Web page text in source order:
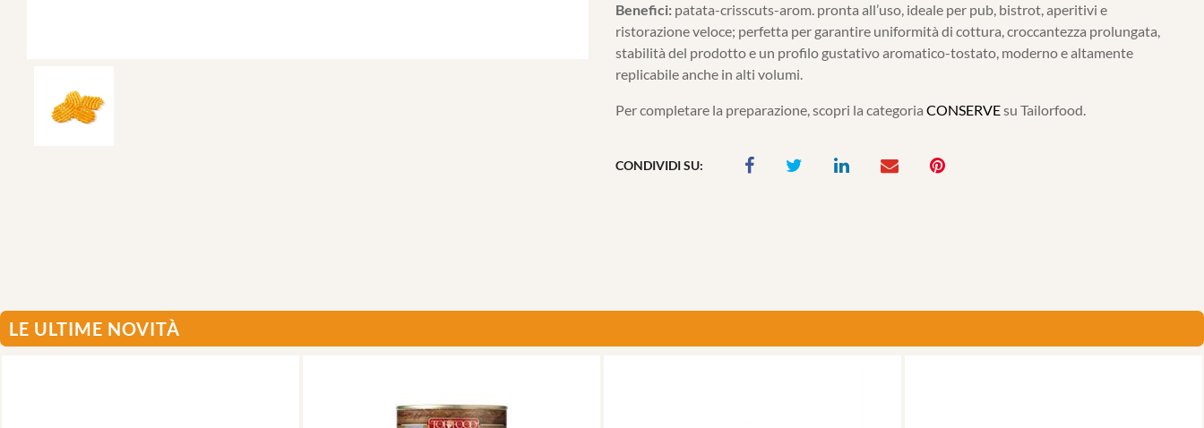
Benefici: patata-crisscuts-arom. pronta all’uso, ideale per pub, bistrot, aperitivi e
ristorazione veloce; perfetta per garantire uniformità di cottura, croccantezza prolungata,
stabilità del prodotto e un profilo gustativo aromatico-tostato, moderno e altamente
replicabile anche in alti volumi.
Per completare la preparazione, scopri la categoria CONSERVEsu Tailorfood.
CONDIVIDI SU:
LE ULTIME NOVITÀ